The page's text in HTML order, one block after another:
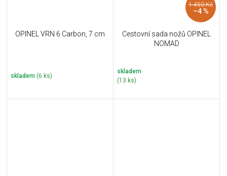
OPINEL VRN 6 Carbon, 7 cm
skladem (6 ks)
1 450 Kč
–4 %
Cestovní sada nožů OPINEL
NOMAD
skladem
(13 ks)